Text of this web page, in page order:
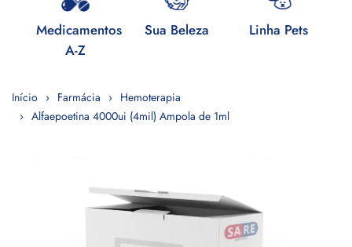
Medicamentos
A-Z
Sua Beleza Linha Pets
Início Farmácia
Hemoterapia
Alfaepoetina 4000ui (4mil) Ampola de 1ml